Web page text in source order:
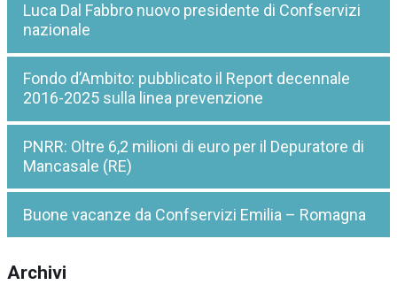
Luca Dal Fabbro nuovo presidente di Confservizi
nazionale
Fondo d’Ambito: pubblicato il Report decennale
2016-2025 sulla linea prevenzione
PNRR: Oltre 6,2 milioni di euro per il Depuratore di
Mancasale (RE)
Buone vacanze da Confservizi Emilia – Romagna
Archivi